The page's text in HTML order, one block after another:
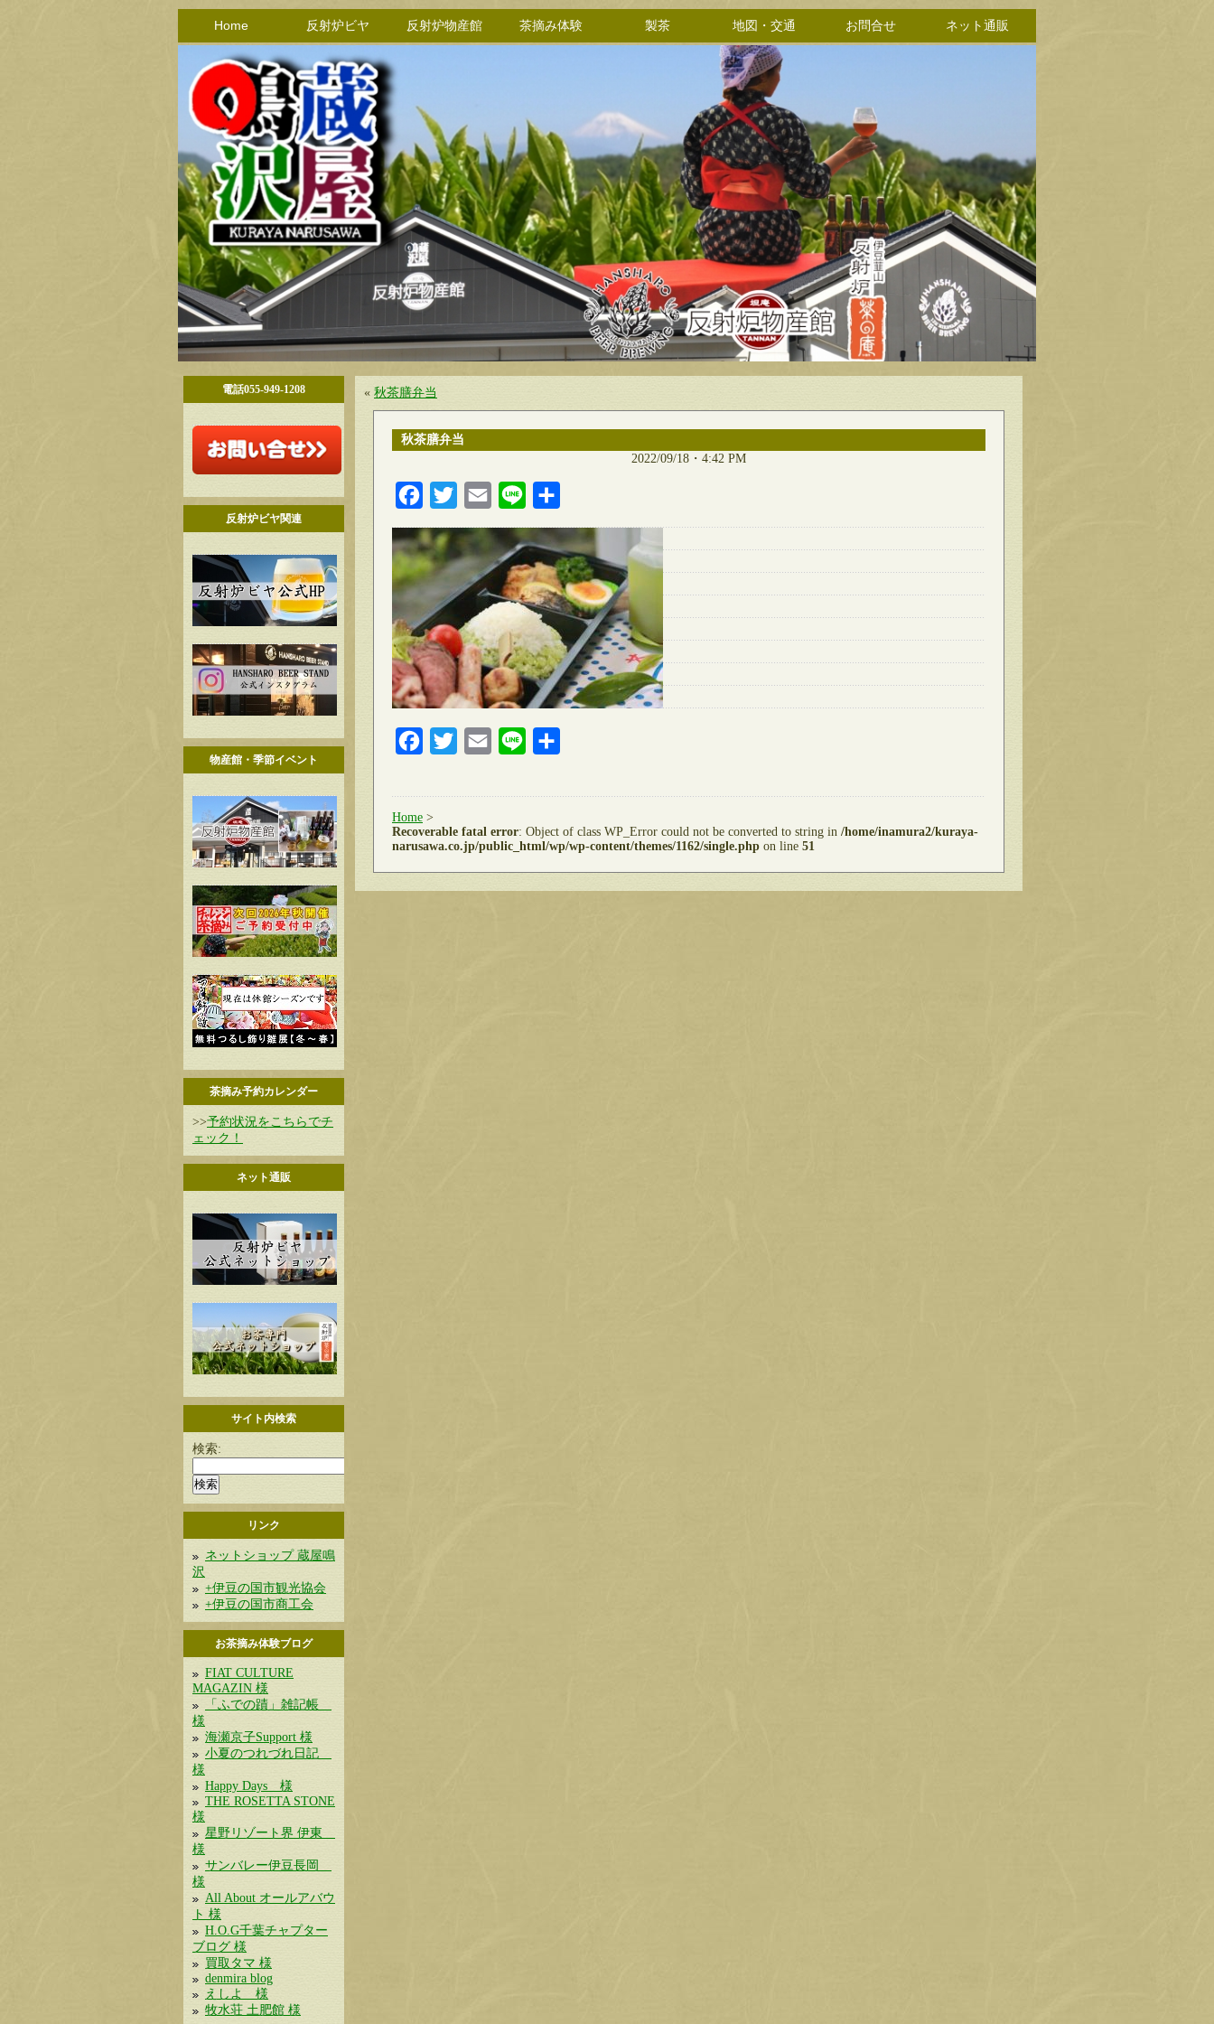
Home 反射炉ビヤ 反射炉物産館 茶摘み体験 製茶 地図・交通 お問合せ ネット通販
電話055-949-1208
反射炉ビヤ関連
物産館・季節イベント
茶摘み予約カレンダー
>>予約状況をこちらでチ
ェック！
ネット通販
サイト内検索
検索:
リンク
ネットショップ 蔵屋鳴
沢
+伊豆の国市観光協会
+伊豆の国市商工会
お茶摘み体験ブログ
FIAT CULTURE
MAGAZIN 様
「ふでの蹟」雑記帳
様
海瀬京子Support 様
小夏のつれづれ日記
様
Happy Days 様
THE ROSETTA STONE
様
星野リゾート界 伊東
様
サンバレー伊豆長岡
様
All About オールアバウ
ト 様
H.O.G千葉チャプター
ブログ 様
買取タマ 様
denmira blog
えしよ 様
牧水荘 土肥館 様
« 秋茶膳弁当
秋茶膳弁当
2022/09/18・4:42 PM
FacebookTwitter Email Line
FacebookTwitter Email Line
Home >
Recoverable fatal error: Object of class WP_Error could not be converted to string in /home/inamura2/kuraya-
narusawa.co.jp/public_html/wp/wp-content/themes/1162/single.php on line 51